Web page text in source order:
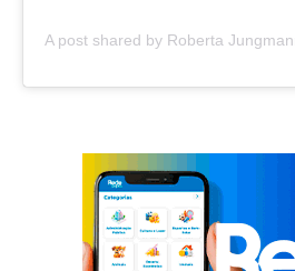
A post shared by Roberta